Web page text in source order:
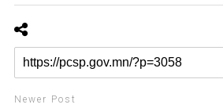
Newer Post